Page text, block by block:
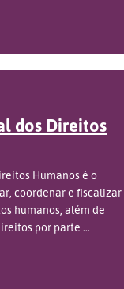
dos Direitos
Humanos é o
coordenar e fiscalizar
humanos, além de
por parte ...